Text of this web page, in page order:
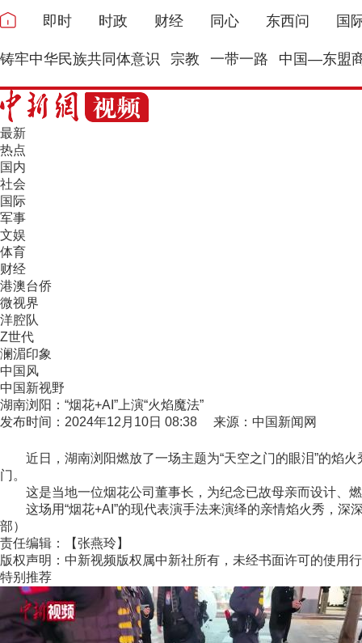
即时 时政 财经 同心 东西问 国
铸牢中华民族共同体意识 宗教 一带一路 中国—东盟
最新
热点
国内
社会
国际
军事
文娱
体育
财经
港澳台侨
微视界
洋腔队
Z世代
澜湄印象
中国风
中国新视野
湖南浏阳：“烟花+AI”上演“火焰魔法”
发布时间：2024年12月10日 08:38 来源：中国新闻网
近日，湖南浏阳燃放了一场主题为“天空之门的眼泪”的焰火
门。
这是当地一位烟花公司董事长，为纪念已故母亲而设计、
这场用“烟花+AI”的现代表演手法来演绎的亲情焰火秀，深
部）
责任编辑：【张燕玲】
版权声明：中新视频版权属中新社所有，未经书面许可的使用
特别推荐